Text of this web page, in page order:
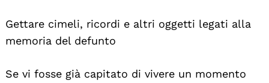
Gettare cimeli, ricordi e altri oggetti legati alla
memoria del defunto
Se vi fosse già capitato di vivere un momento